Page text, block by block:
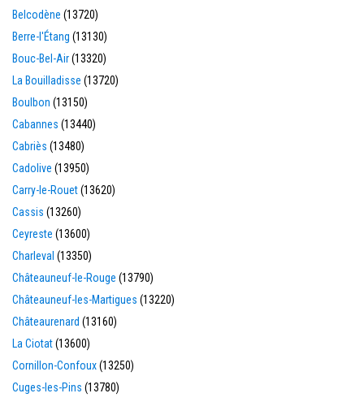
Belcodène (13720)
Berre-l'Étang (13130)
Bouc-Bel-Air(13320)
La Bouilladisse (13720)
Boulbon (13150)
Cabannes (13440)
Cabriès (13480)
Cadolive (13950)
Carry-le-Rouet(13620)
Cassis (13260)
Ceyreste (13600)
Charleval (13350)
Châteauneuf-le-Rouge (13790)
Châteauneuf-les-Martigues (13220)
Châteaurenard (13160)
La Ciotat(13600)
Cornillon-Confoux(13250)
Cuges-les-Pins (13780)